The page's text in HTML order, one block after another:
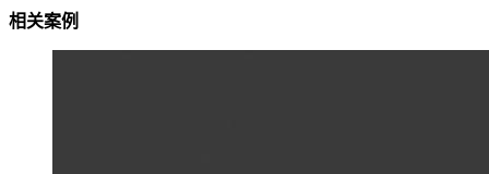
相关案例